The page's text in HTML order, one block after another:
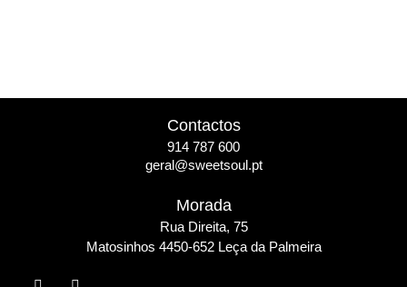
Contactos
914 787 600
geral@sweetsoul.pt
Morada
Rua Direita, 75
Matosinhos 4450-652 Leça da Palmeira